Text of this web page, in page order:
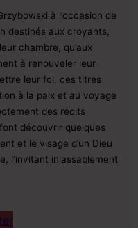
à l’occasion de
destinés aux croyants,
chambre, qu’aux
à renouveler leur
leur foi, ces titres
à la paix et au voyage
des récits
découvrir quelques
et le visage d’un Dieu
l’invitant inlassablement